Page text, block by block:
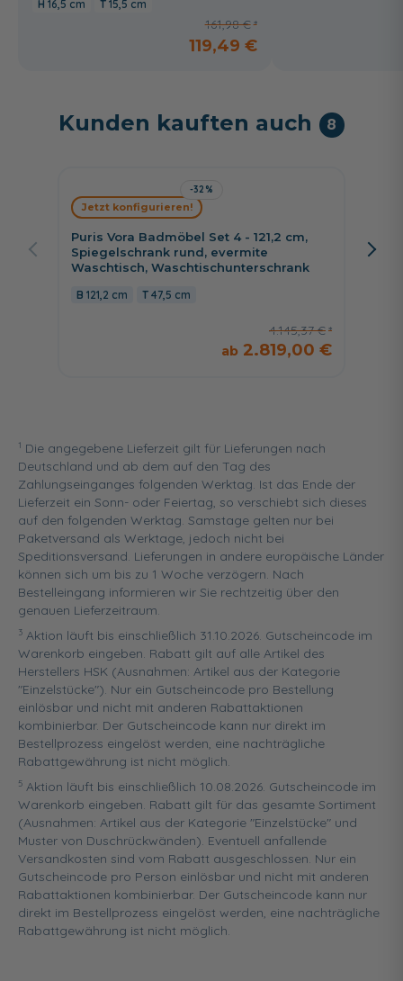
16,5 cm 15,5 cm
161,98 €
119,49 €
Kunden kauften auch 8
-32%
Puris Vora Badmöbel Set 4 - 121,2 cm,
Spiegelschrank rund, evermite
Waschtisch, Waschtischunterschrank
121,2 cm 47,5 cm
4.145,37 €
2.819,00 €
Jetzt konfigurieren!
cm,
1 Die angegebene Lieferzeit gilt für Lieferungen nach
Deutschland und ab dem auf den Tag des
Zahlungseinganges folgenden Werktag. Ist das Ende der
Lieferzeit ein Sonn- oder Feiertag, so verschiebt sich dieses
auf den folgenden Werktag. Samstage gelten nur bei
Paketversand als Werktage, jedoch nicht bei
Speditionsversand. Lieferungen in andere europäische Länder
können sich um bis zu 1 Woche verzögern. Nach
Bestelleingang informieren wir Sie rechtzeitig über den
genauen Lieferzeitraum.
3 Aktion läuft bis einschließlich 31.10.2026. Gutscheincode im
Warenkorb eingeben. Rabatt gilt auf alle Artikel des
Herstellers HSK (Ausnahmen: Artikel aus der Kategorie
"Einzelstücke"). Nur ein Gutscheincode pro Bestellung
einlösbar und nicht mit anderen Rabattaktionen
kombinierbar. Der Gutscheincode kann nur direkt im
Bestellprozess eingelöst werden, eine nachträgliche
Rabattgewährung ist nicht möglich.
5 Aktion läuft bis einschließlich 10.08.2026. Gutscheincode im
Warenkorb eingeben. Rabatt gilt für das gesamte Sortiment
(Ausnahmen: Artikel aus der Kategorie "Einzelstücke" und
Muster von Duschrückwänden). Eventuell anfallende
Versandkosten sind vom Rabatt ausgeschlossen. Nur ein
Gutscheincode pro Person einlösbar und nicht mit anderen
Rabattaktionen kombinierbar. Der Gutscheincode kann nur
direkt im Bestellprozess eingelöst werden, eine nachträgliche
Rabattgewährung ist nicht möglich.